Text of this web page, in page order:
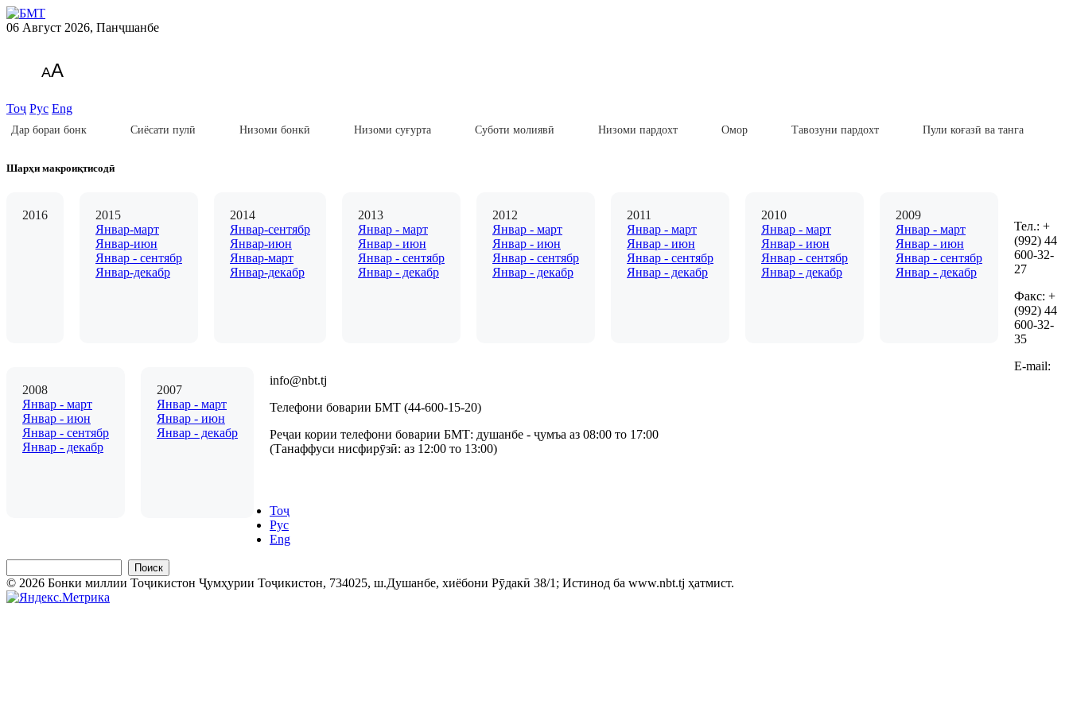
06 Август 2026, Панҷшанбе
AA
Тоҷ Рус Eng
Дар бораи бонк Сиёсати пулӣ Низоми бонкӣ Низоми суғурта Суботи молиявӣ Низоми пардохт Омор Тавозуни пардохт Пули коғазӣ ва танга
Шарҳи макроиқтисодӣ
2016
2015
Январ-март
Январ-июн
Январ - сентябр
Январ-декабр
2014
Январ-сентябр
Январ-июн
Январ-март
Январ-декабр
2013
Январ - март
Январ - июн
Январ - сентябр
Январ - декабр
2012
Январ - март
Январ - июн
Январ - сентябр
Январ - декабр
2011
Январ - март
Январ - июн
Январ - сентябр
Январ - декабр
2010
Январ - март
Январ - июн
Январ - сентябр
Январ - декабр
2009
Январ - март
Январ - июн
Январ - сентябр
Январ - декабр
2008
Январ - март
Январ - июн
Январ - сентябр
Январ - декабр
2007
Январ - март
Январ - июн
Январ - декабр
Тел.: +
(992) 44
600-32-
27
Факс: +
(992) 44
600-32-
35
Е-mail:
info@nbt.tj
Телефони боварии БМТ (44-600-15-20)
Реҷаи кории телефони боварии БМТ: душанбе - ҷумъа аз 08:00 то 17:00
(Танаффуси нисфирӯзӣ: аз 12:00 то 13:00)
Тоҷ
Рус
Eng
Поиск
© 2026 Бонки миллии Тоҷикистон Ҷумҳурии Тоҷикистон, 734025, ш.Душанбе, хиёбони Рӯдакӣ 38/1; Истинод ба www.nbt.tj ҳатмист.